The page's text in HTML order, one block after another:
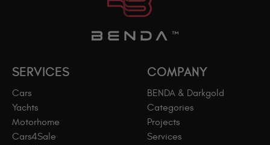
SERVICES
Cars
Yachts
Motorhome
Cars4Sale
COMPANY
BENDA & Darkgold
Categories
Projects
Services